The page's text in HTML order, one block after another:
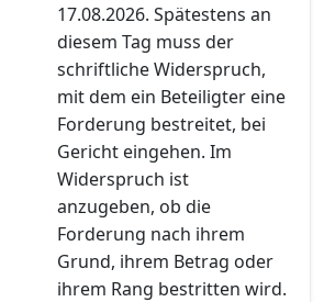
17.08.2026. Spätestens an
diesem Tag muss der
schriftliche Widerspruch,
mit dem ein Beteiligter eine
Forderung bestreitet, bei
Gericht eingehen. Im
Widerspruch ist
anzugeben, ob die
Forderung nach ihrem
Grund, ihrem Betrag oder
ihrem Rang bestritten wird.